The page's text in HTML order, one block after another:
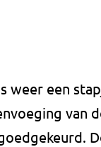
weer een
van